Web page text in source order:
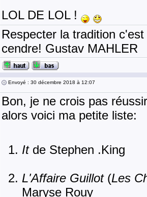
LOL DE LOL !
Respecter la tradition
cendre! Gustav MAHLER
Envoyé : 30 décembre 2018 à 12:07
Bon, je ne crois pas
alors voici ma petite liste:
Itde Stephen .King
L'Affaire Guillot(Les
Maryse Rouy